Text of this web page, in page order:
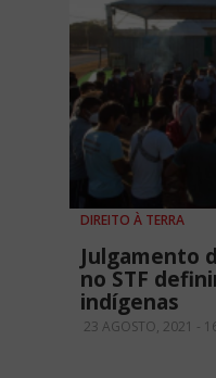
DIREITO À TERRA
Julgamento
no STF
indígenas
23 AGOSTO, 2021 -